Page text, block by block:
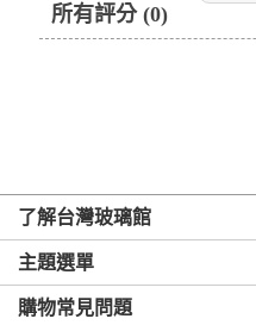
所有評分 (0)
了解台灣玻璃館
主題選單
購物常見問題